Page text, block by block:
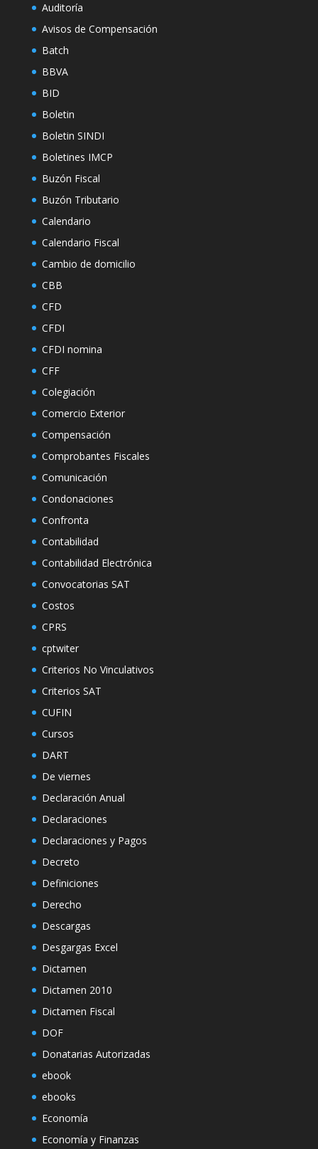
Auditoría
Avisos de Compensación
Batch
BBVA
BID
Boletin
Boletin SINDI
Boletines IMCP
Buzón Fiscal
Buzón Tributario
Calendario
Calendario Fiscal
Cambio de domicilio
CBB
CFD
CFDI
CFDI nomina
CFF
Colegiación
Comercio Exterior
Compensación
Comprobantes Fiscales
Comunicación
Condonaciones
Confronta
Contabilidad
Contabilidad Electrónica
Convocatorias SAT
Costos
CPRS
cptwiter
Criterios No Vinculativos
Criterios SAT
CUFIN
Cursos
DART
De viernes
Declaración Anual
Declaraciones
Declaraciones y Pagos
Decreto
Definiciones
Derecho
Descargas
Desgargas Excel
Dictamen
Dictamen 2010
Dictamen Fiscal
DOF
Donatarias Autorizadas
ebook
ebooks
Economía
Economía y Finanzas